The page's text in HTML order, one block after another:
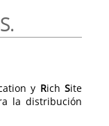
y RichSite
la distribución